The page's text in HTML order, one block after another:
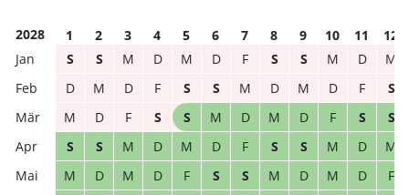
2028 1 2 3 4 5 6 7 8 9 10 11
12
S
S M D M D F S S M D
M
D
M D F S S M D M D F
S
M
D F S S M D M D F S
S
S
S M D M D F S S M D
M
M
D M D F S S M D M D
F